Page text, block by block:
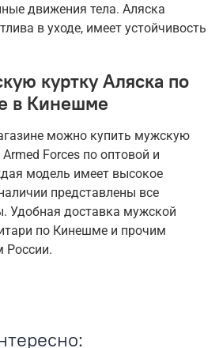
движения тела. Аляска
в уходе, имеет устойчивость
куртку Аляска по
в Кинешме
можно купить мужскую
Forces по оптовой и
модель имеет высокое
представлены все
Удобная доставка мужской
по Кинешме и прочим
России.